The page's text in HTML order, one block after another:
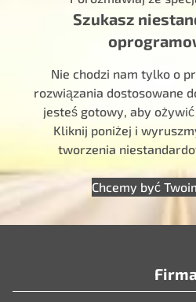
Szukasz
Nie chodzi nam tylko o
rozwiązania dostosowane
jesteś gotowy, aby
Kliknij poniżej i
tworzenia
Chcemy być